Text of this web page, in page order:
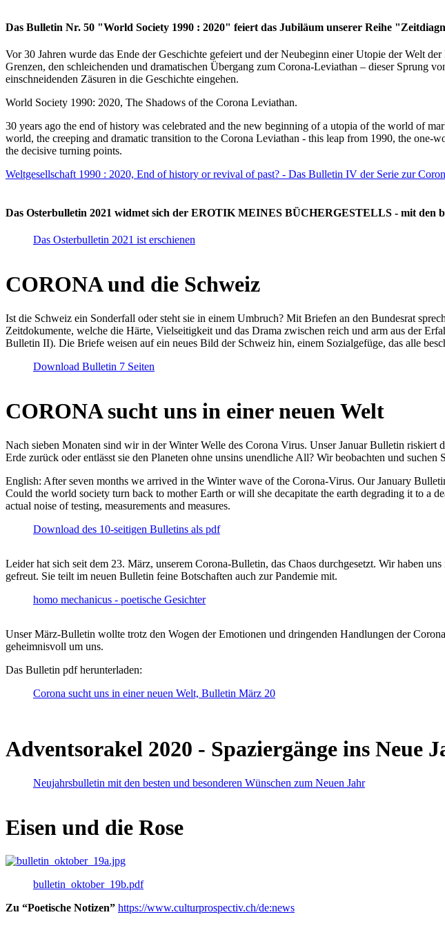
Das Bulletin Nr. 50 "World Society 1990 : 2020" feiert das Jubiläum unserer Reihe
Vor 30 Jahren wurde das Ende der Geschichte gefeiert und der Neubeginn einer Utopie der Welt
Grenzen, den schleichenden und dramatischen Übergang zum Corona-Leviathan – dieser
einschneidenden Zäsuren in die Geschichte eingehen.
World Society 1990: 2020, The Shadows of the Corona Leviathan.
30 years ago the end of history was celebrated and the new beginning of a utopia of the world of
world, the creeping and dramatic transition to the Corona Leviathan - this leap from 1990, the
the decisive turning points.
Weltgesellschaft 1990 : 2020, End of history or revival of past? - Das Bulletin IV der Serie zur
Das Osterbulletin 2021 widmet sich der EROTIK MEINES BÜCHERGESTELLS - mit den
Das Osterbulletin 2021 ist erschienen
CORONA und die Schweiz
Ist die Schweiz ein Sonderfall oder steht sie in einem Umbruch? Mit Briefen an den Bundesrat
Zeitdokumente, welche die Härte, Vielseitigkeit und das Drama zwischen reich und arm aus der
Bulletin II). Die Briefe weisen auf ein neues Bild der Schweiz hin, einem Sozialgefüge, das alle
Download Bulletin 7 Seiten
CORONA sucht uns in einer neuen Welt
Nach sieben Monaten sind wir in der Winter Welle des Corona Virus. Unser Januar Bulletin
Erde zurück oder entlässt sie den Planeten ohne unsins unendliche All? Wir beobachten und
English: After seven months we arrived in the Winter wave of the Corona-Virus. Our January
Could the world society turn back to mother Earth or will she decapitate the earth degrading it to a
actual noise of testing, measurements and measures.
Download des 10-seitigen Bulletins als pdf
Leider hat sich seit dem 23. März, unserem Corona-Bulletin, das Chaos durchgesetzt. Wir haben
gefreut. Sie teilt im neuen Bulletin feine Botschaften auch zur Pandemie mit.
homo mechanicus - poetische Gesichter
Unser März-Bulletin wollte trotz den Wogen der Emotionen und dringenden Handlungen der
geheimnisvoll um uns.
Das Bulletin pdf herunterladen:
Corona sucht uns in einer neuen Welt, Bulletin März 20
Adventsorakel 2020 - Spaziergänge ins Neue
Neujahrsbulletin mit den besten und besonderen Wünschen zum Neuen Jahr
Eisen und die Rose
bulletin_oktober_19b.pdf
Zu “Poetische Notizen” https://www.culturprospectiv.ch/de:news